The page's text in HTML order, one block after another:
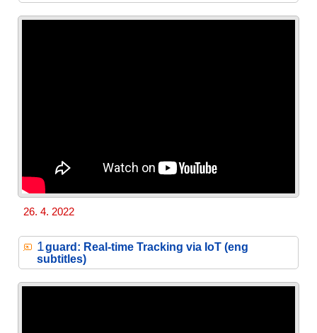
26. 4. 2022
1guard: Real-time Tracking via IoT (eng
subtitles)